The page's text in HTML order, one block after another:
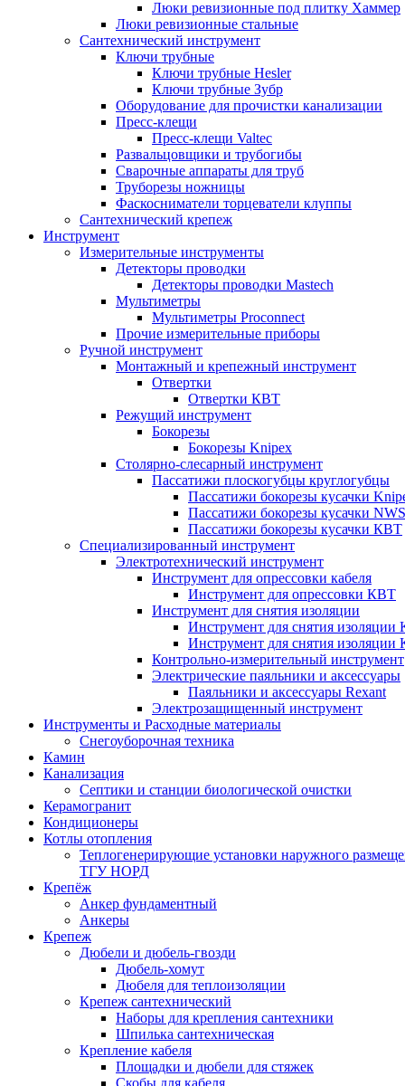
Люки ревизионные под плитку Хаммер
Люки ревизионные стальные
Сантехнический инструмент
Ключи трубные
Ключи трубные Hesler
Ключи трубные Зубр
Оборудование для прочистки канализации
Пресс-клещи
Пресс-клещи Valtec
Развальцовщики и трубогибы
Сварочные аппараты для труб
Труборезы ножницы
Фаскосниматели торцеватели клуппы
Сантехнический крепеж
Инструмент
Измерительные инструменты
Детекторы проводки
Детекторы проводки Mastech
Мультиметры
Мультиметры Proconnect
Прочие измерительные приборы
Ручной инструмент
Монтажный и крепежный инструмент
Отвертки
Отвертки КВТ
Режущий инструмент
Бокорезы
Бокорезы Knipex
Столярно-слесарный инструмент
Пассатижи плоскогубцы круглогубцы
Пассатижи бокорезы кусачки
Пассатижи бокорезы кусачки NWS
Пассатижи бокорезы кусачки КВТ
Специализированный инструмент
Электротехнический инструмент
Инструмент для опрессовки кабеля
Инструмент для опрессовки КВТ
Инструмент для снятия изоляции
Инструмент для снятия изоляции
Инструмент для снятия
Контрольно-измерительный инструмент
Электрические паяльники и аксессуары
Паяльники и аксессуары Rexant
Электрозащищенный инструмент
Инструменты и Расходные материалы
Снегоуборочная техника
Камин
Канализация
Септики и станции биологической очистки
Керамогранит
Кондиционеры
Котлы отопления
Теплогенерирующие установки наружного
ТГУ НОРД
Крепёж
Анкер фундаментный
Анкеры
Крепеж
Дюбели и дюбель-гвозди
Дюбель-хомут
Дюбеля для теплоизоляции
Крепеж сантехнический
Наборы для крепления сантехники
Шпилька сантехническая
Крепление кабеля
Площадки и дюбели для стяжек